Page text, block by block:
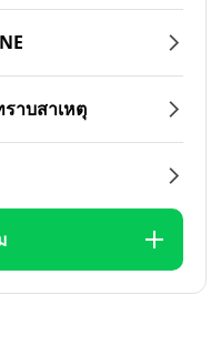
าบสาเหตุ